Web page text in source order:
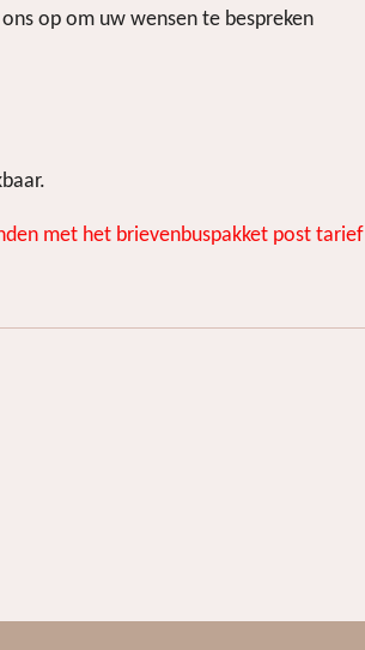
op om uw wensen te bespreken
met het brievenbuspakket post tarief